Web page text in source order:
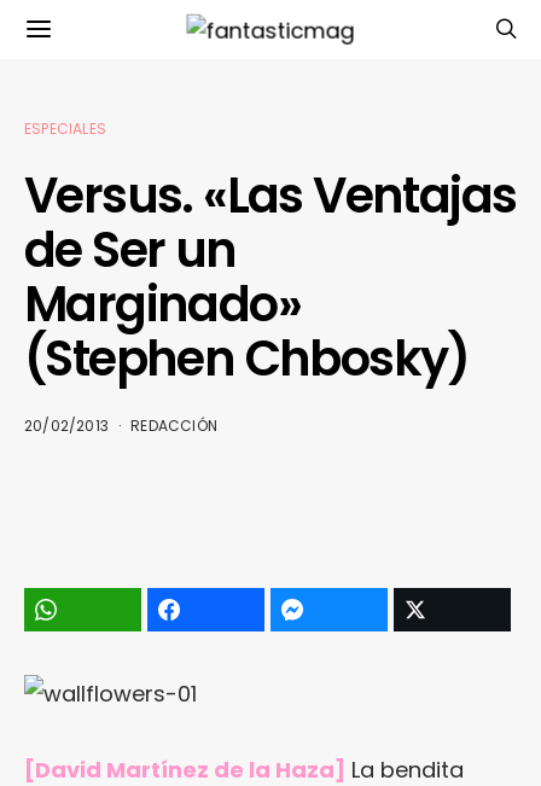
ESPECIALES
Versus. «Las Ventajas
de Ser un
Marginado»
(Stephen Chbosky)
20/02/2013 REDACCIÓN
[David Martínez de la Haza] La bendita